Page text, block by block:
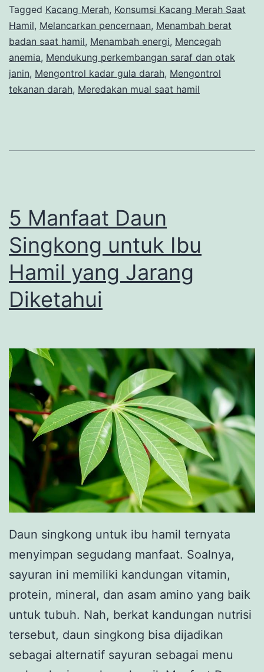
Hamil,
Ketahui
Beragam
Manfaatnya
Tagged Kacang Merah, Konsumsi Kacang Merah Saat
Hamil, Melancarkan pencernaan, Menambah berat
badan saat hamil, Menambah energi, Mencegah
anemia, Mendukung perkembangan saraf dan otak
janin, Mengontrol kadar gula darah, Mengontrol
tekanan darah, Meredakan mual saat hamil
5 Manfaat Daun
Singkong untuk Ibu
Hamil yang Jarang
Diketahui
Daun singkong untuk ibu hamil ternyata
menyimpan segudang manfaat. Soalnya,
sayuran ini memiliki kandungan vitamin,
protein, mineral, dan asam amino yang baik
untuk tubuh. Nah, berkat kandungan nutrisi
tersebut, daun singkong bisa dijadikan
sebagai alternatif sayuran sebagai menu